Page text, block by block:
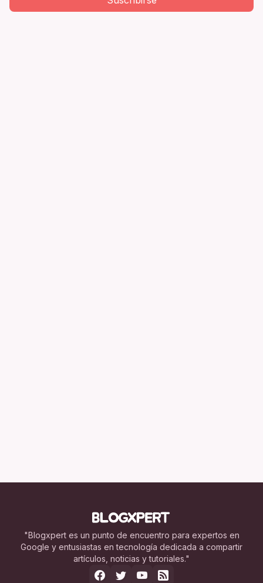
"Blogxpert es un punto de encuentro para expertos en
Google y entusiastas en tecnología dedicada a compartir
artículos, noticias y tutoriales."